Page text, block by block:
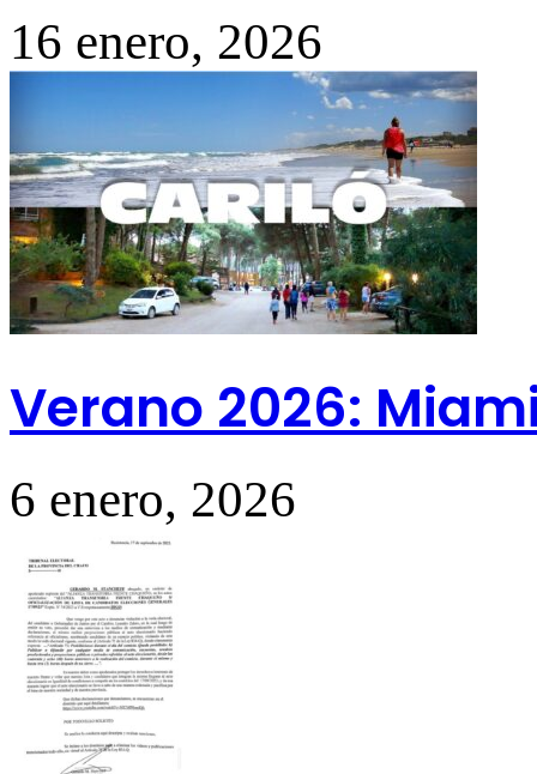
16 enero, 2026
Verano 2026:
6 enero, 2026